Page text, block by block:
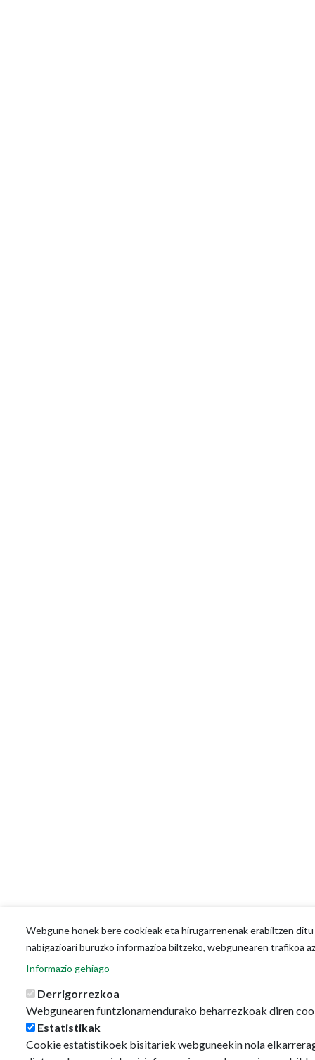
Webgune honek bere cookieak eta hirugarrenenak erabiltzen
nabigazioari buruzko informazioa biltzeko, webgunearen trafikoa
Informazio gehiago
Derrigorrezkoa
Webgunearen funtzionamendurako beharrezkoak diren
Estatistikak
Cookie estatistikoek bisitariek webguneekin nola